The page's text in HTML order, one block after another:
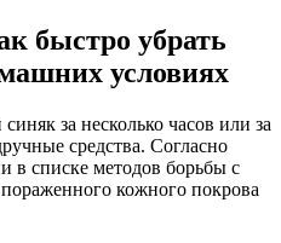
быстро убрать
условиях
за несколько часов или за
средства. Согласно
в списке методов борьбы с
кожного покрова